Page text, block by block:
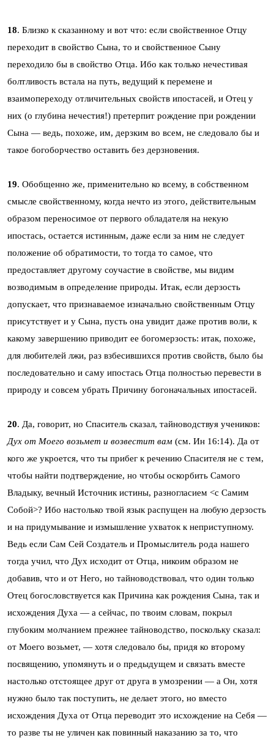
18. Близко к сказанному и вот что: если свойственное Отцу
переходит в свойство Сына, то и свойственное Сыну
переходило бы в свойство Отца. Ибо как только нечестивая
болтливость встала на путь, ведущий к перемене и
взаимопереходу отличительных свойств ипостасей, и Отец у
них (о глубина нечестия!) претерпит рождение при рождении
Сына — ведь, похоже, им, дерзким во всем, не следовало бы и
такое богоборчество оставить без дерзновения.
19. Обобщенно же, применительно ко всему, в собственном
смысле свойственному, когда нечто из этого, действительным
образом переносимое от первого обладателя на некую
ипостась, остается истинным, даже если за ним не следует
положение об обратимости, то тогда то самое, что
предоставляет другому соучастие в свойстве, мы видим
возводимым в определение природы. Итак, если дерзость
допускает, что признаваемое изначально свойственным Отцу
присутствует и у Сына, пусть она увидит даже против воли, к
какому завершению приводит ее богомерзость: итак, похоже,
для любителей лжи, раз взбесившихся против свойств, было бы
последовательно и саму ипостась Отца полностью перевести в
природу и совсем убрать Причину богоначальных ипостасей.
20. Да, говорит, но Спаситель сказал, тайноводствуя учеников:
Дух от Моего возьмет и возвестит вам (см. Ин 16:14). Да от
кого же укроется, что ты прибег к речению Спасителя не с тем,
чтобы найти подтверждение, но чтобы оскорбить Самого
Владыку, вечный Источник истины, разногласием <с Самим
Собой>? Ибо настолько твой язык распущен на любую дерзость
и на придумывание и измышление ухваток к неприступному.
Ведь если Сам Сей Создатель и Промыслитель рода нашего
тогда учил, что Дух исходит от Отца, никоим образом не
добавив, что и от Него, но тайноводствовал, что один только
Отец богословствуется как Причина как рождения Сына, так и
исхождения Духа — а сейчас, по твоим словам, покрыл
глубоким молчанием прежнее тайноводство, поскольку сказал:
от Моего возьмет, — хотя следовало бы, придя ко второму
посвящению, упомянуть и о предыдущем и связать вместе
настолько отстоящее друг от друга в умозрении — а Он, хотя
нужно было так поступить, не делает этого, но вместо
исхождения Духа от Отца переводит это исхождение на Себя —
то разве ты не уличен как повинный наказанию за то, что